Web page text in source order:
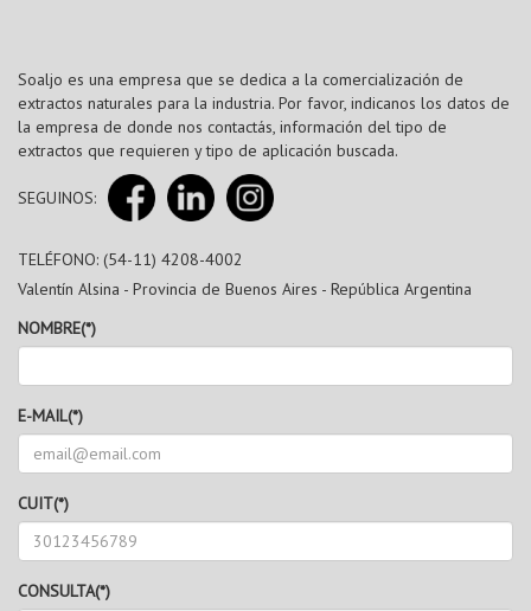
Soaljo es una empresa que se dedica a la comercialización de
extractos naturales para la industria. Por favor, indicanos los datos de
la empresa de donde nos contactás, información del tipo de
extractos que requieren y tipo de aplicación buscada.
SEGUINOS:
TELÉFONO: (54-11) 4208-4002
Valentín Alsina - Provincia de Buenos Aires - República Argentina
NOMBRE(*)
E-MAIL(*)
CUIT(*)
CONSULTA(*)